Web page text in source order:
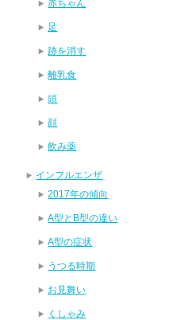
赤ちゃん
足
跡を消す
離乳食
頭
顔
飲み薬
インフルエンザ
2017年の傾向
A型とB型の違い
A型の症状
うつる時期
お見舞い
くしゃみ